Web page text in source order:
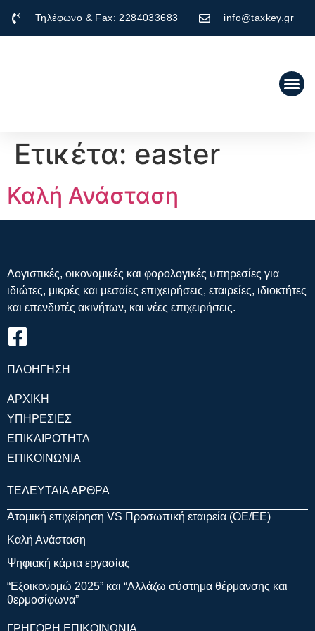
Τηλέφωνο & Fax: 2284033683 info@taxkey.gr
Ετικέτα: easter
Καλή Ανάσταση
Λογιστικές, οικονομικές και φορολογικές υπηρεσίες για
ιδιώτες, μικρές και μεσαίες επιχειρήσεις, εταιρείες, ιδιοκτήτες
και επενδυτές ακινήτων, και νέες επιχειρήσεις.
ΠΛΟΗΓΗΣΗ
ΑΡΧΙΚΗ
ΥΠΗΡΕΣΙΕΣ
ΕΠΙΚΑΙΡΟΤΗΤΑ
ΕΠΙΚΟΙΝΩΝΙΑ
ΤΕΛΕΥΤΑΙΑ ΑΡΘΡΑ
Ατομική επιχείρηση VS Προσωπική εταιρεία (OE/EE)
Καλή Ανάσταση
Ψηφιακή κάρτα εργασίας
“Εξοικονομώ 2025” και “Αλλάζω σύστημα θέρμανσης και
θερμοσίφωνα”